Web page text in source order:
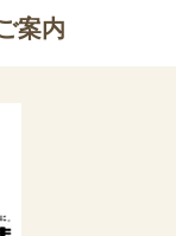
案内